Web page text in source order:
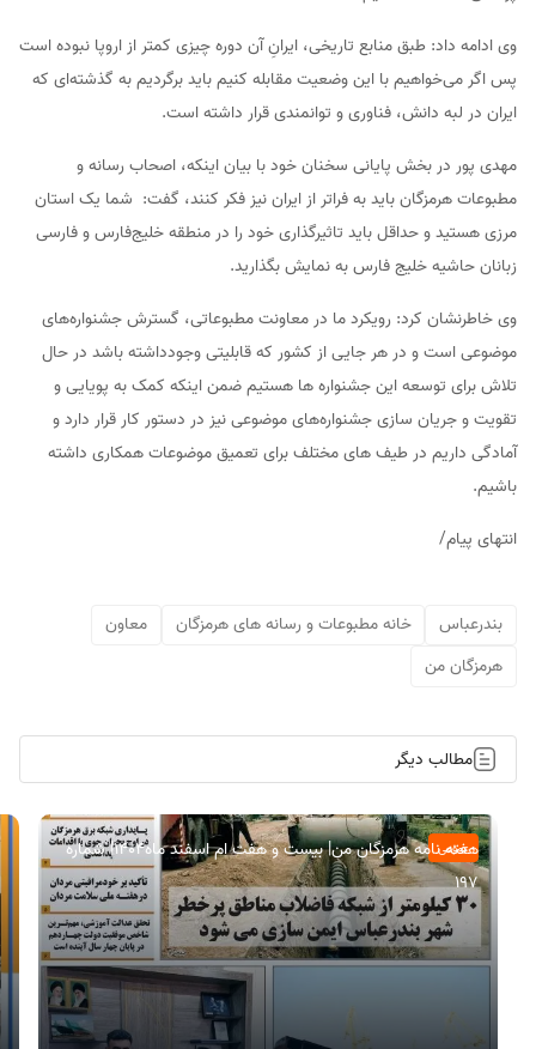
وی ادامه داد: طبق منابع تاریخی، ایرانِ آن دوره چیزی کمتر از اروپا نبوده است
پس اگر می‌خواهیم با این وضعیت مقابله کنیم باید برگردیم به گذشته‌ای که
ایران در لبه دانش، فناوری و توانمندی قرار داشته است.
مهدی پور در بخش پایانی سخنان خود با بیان اینکه، اصحاب رسانه و
مطبوعات هرمزگان باید به فراتر از ایران نیز فکر کنند، گفت: شما یک استان
مرزی هستید و حداقل باید تاثیر‌گذاری خود را در منطقه خلیج‌فارس و فارسی
زبانان حاشیه خلیج فارس به نمایش بگذارید.
وی خاطرنشان کرد: رویکرد ما در معاونت مطبوعاتی، گسترش جشنواره‌های
موضوعی است و در هر جایی از کشور که قابلیتی وجودداشته باشد در حال
تلاش برای توسعه این جشنواره ها هستیم ضمن اینکه کمک به پویایی و
تقویت و جریان سازی جشنواره‌های موضوعی نیز در دستور کار قرار دارد و
آمادگی داریم در طیف های مختلف برای تعمیق موضوعات همکاری داشته
باشیم.
انتهای پیام/
بندرعباس خانه مطبوعات و رسانه های هرمزگان
معاون
هرمزگان من
مطالب دیگر
عمومی
هفته نامه هرمزگان من| بیست و هفت ام اسفند ماه۱۴۰۴| شماره
197